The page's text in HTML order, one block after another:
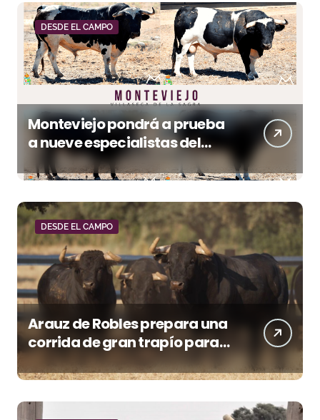
DESDE EL CAMPO
Monteviejo pondrá a prueba
a nueve especialistas del
recorte mañana en Villaseca
DESDE EL CAMPO
Arauz de Robles prepara una
corrida de gran trapío para
la despedida de Víctor Puerto
en Ciudad Real (Vídeo)